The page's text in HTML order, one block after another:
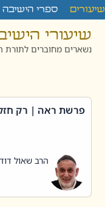
שיעורים ספרי הישיבה
שיעורי
נשארים מחוברים לתורת
פרשת ראה | רק
הרב שאול